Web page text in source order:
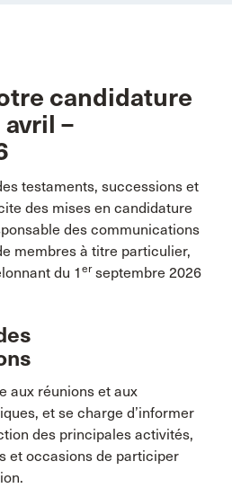
candidature
–
testaments, successions et
des mises en candidature
des communications
membres à titre particulier,
du 1 erseptembre 2026
aux réunions et aux
et se charge d’informer
des principales activités,
et occasions de participer